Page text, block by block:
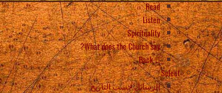
Read
Listen
Spirituality
What does the Church say?
Back
Select
الرسائل حسب التاريخ